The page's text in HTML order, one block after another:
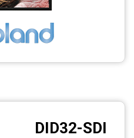
DID32-SDI